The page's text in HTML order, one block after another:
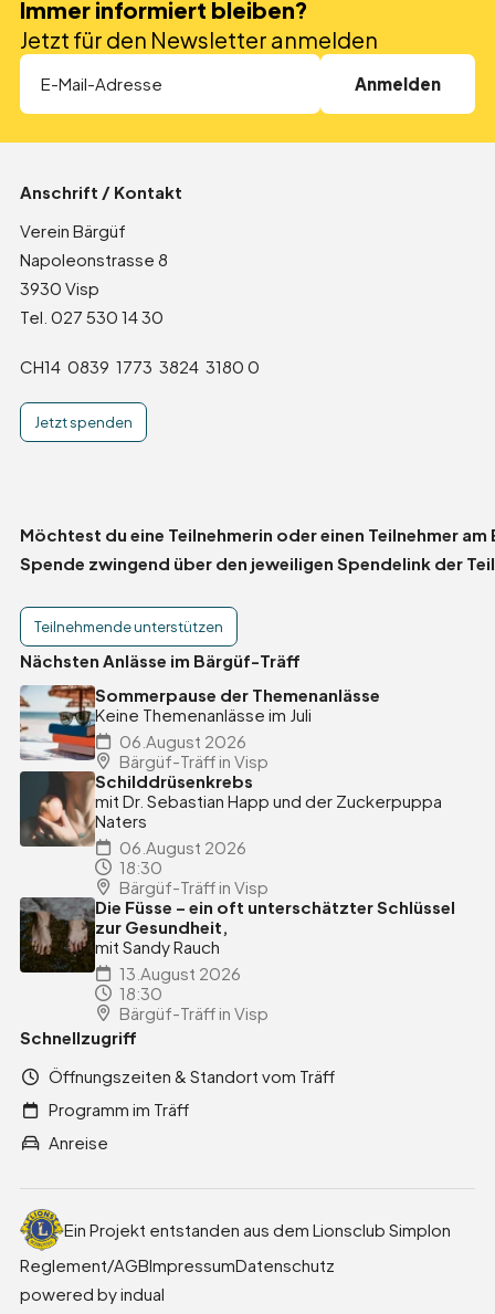
Direktspenden
Anlassspende
Erbschaften und Legate
Partner
Hilft
Immer informiert bleiben?
Jetzt für den Newsletter anmelden
Anschrift / Kontakt
Verein Bärgüf
Napoleonstrasse 8
3930 Visp
Tel. 027 530 14 30
CH14 0839 1773 3824 3180 0
Jetzt spenden
Möchtest du eine Teilnehmerin oder einen Teilnehmer
Spende zwingend über den jeweiligen Spendelink der
Teilnehmende unterstützen
Nächsten Anlässe im Bärgüf-Träff
Sommerpause der Themenanlässe
Keine Themenanlässe im Juli
06.August 2026
Bärgüf-Träff in Visp
Schilddrüsenkrebs
mit Dr. Sebastian Happ und der Zuckerpuppa
Naters
06.August 2026
18:30
Bärgüf-Träff in Visp
Die Füsse – ein oft unterschätzter Schlüssel
zur Gesundheit,
mit Sandy Rauch
13.August 2026
18:30
Bärgüf-Träff in Visp
Schnellzugriff
Öffnungszeiten & Standort vom Träff
Programm im Träff
Anreise
Ein Projekt entstanden aus dem Lionsclub Simplon
Reglement/AGBImpressumDatenschutz
powered by indual